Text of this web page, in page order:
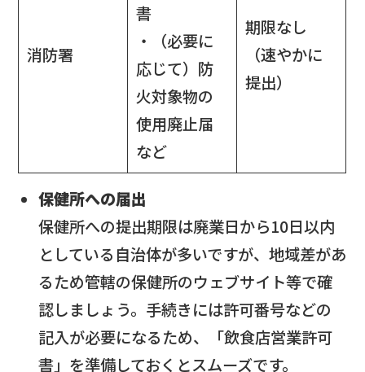
消防署
書
・（必要に
応じて）防
火対象物の
使用廃止届
など
期限なし
（速やかに
提出）
保健所への届出
保健所への提出期限は廃業日から10日以内
としている自治体が多いですが、地域差があ
るため管轄の保健所のウェブサイト等で確
認しましょう。手続きには許可番号などの
記入が必要になるため、「飲食店営業許可
書」を準備しておくとスムーズです。